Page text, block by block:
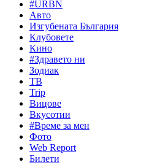
#URBN
Авто
Изгубената България
Клубовете
Кино
#Здравето ни
Зодиак
ТВ
Trip
Вицове
Вкусотии
#Време за мен
Фото
Web Report
Билети